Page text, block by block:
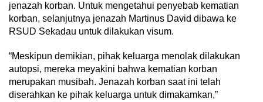
jenazah korban. Untuk mengetahui penyebab kematian
korban, selanjutnya jenazah Martinus David dibawa ke
RSUD Sekadau untuk dilakukan visum.
“Meskipun demikian, pihak keluarga menolak dilakukan
autopsi, mereka meyakini bahwa kematian korban
merupakan musibah. Jenazah korban saat ini telah
diserahkan ke pihak keluarga untuk dimakamkan,”